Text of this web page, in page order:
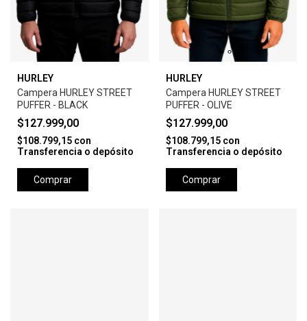
HURLEY
Campera HURLEY STREET
PUFFER - BLACK
$127.999,00
$108.799,15 con
Transferencia o depósito
Comprar
HURLEY
Campera HURLEY STREET
PUFFER - OLIVE
$127.999,00
$108.799,15 con
Transferencia o depósito
Comprar